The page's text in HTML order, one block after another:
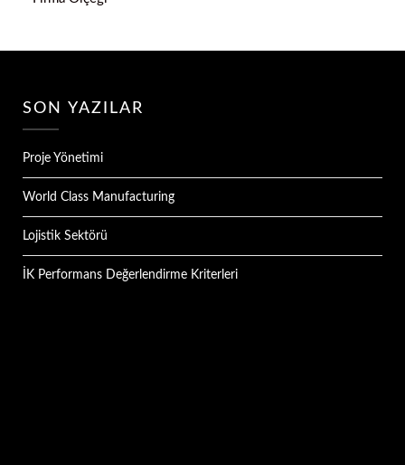
SON YAZILAR
Proje Yönetimi
World Class Manufacturing
Lojistik Sektörü
İK Performans Değerlendirme Kriterleri